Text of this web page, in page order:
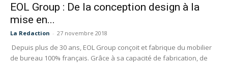
EOL Group : De la conception design à la
mise en...
La Redaction - 27 novembre 2018
Depuis plus de 30 ans, EOL Group conçoit et fabrique du mobilier
de bureau 100% français. Grâce à sa capacité de fabrication, de